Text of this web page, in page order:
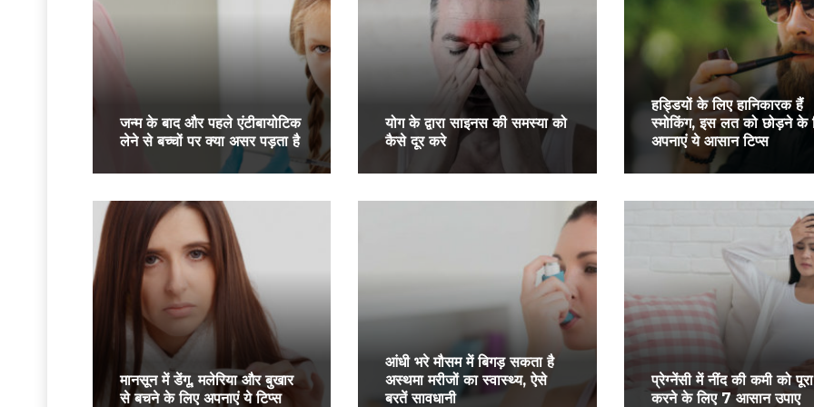
जन्‍म के बाद और पहले एंटीबायोटिक
लेने से बच्‍चों पर क्‍या असर पड़ता है
योग के द्वारा साइनस की समस्या को
कैसे दूर करे
हड्डियों के लिए हानिकारक हैं
स्मोकिंग, इस लत को छोड़ने के
अपनाएं ये आसान टिप्स
मानसून में डेंगू, मलेरिया और बुखार
से बचने के लिए अपनाएं ये टिप्स
आंधी भरे मौसम में बिगड़ सकता है
अस्थमा मरीजों का स्वास्थ्य, ऐसे
बरतें सावधानी
प्रेग्नेंसी में नींद की कमी को पूरा
करने के लिए 7 आसान उपाए